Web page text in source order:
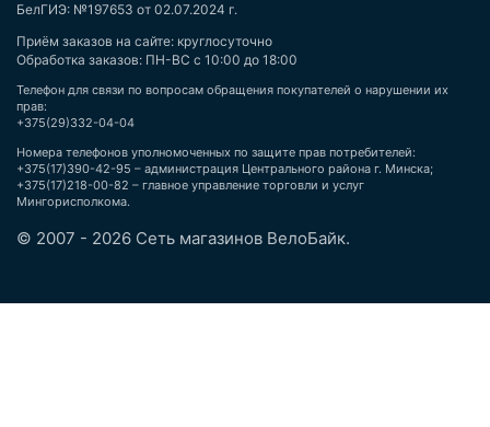
БелГИЭ: №197653 от 02.07.2024 г.
Приём заказов на сайте: круглосуточно
Обработка заказов: ПН-ВС с 10:00 до 18:00
Телефон для связи по вопросам обращения покупателей о нарушении их
прав:
+375(29)332-04-04
Номера телефонов уполномоченных по защите прав потребителей:
+375(17)390-42-95 – администрация Центрального района г. Минска;
+375(17)218-00-82 – главное управление торговли и услуг
Мингорисполкома.
© 2007 - 2026 Сеть магазинов ВелоБайк.